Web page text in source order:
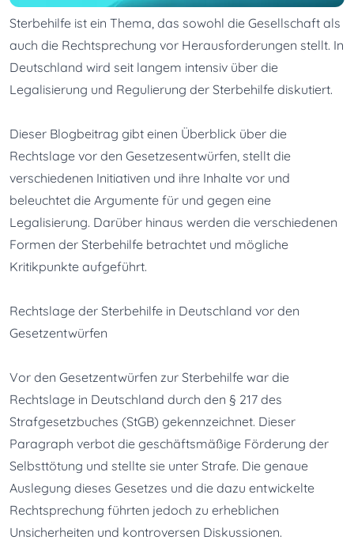
Sterbehilfe ist ein Thema, das sowohl die Gesellschaft als
auch die Rechtsprechung vor Herausforderungen stellt. In
Deutschland wird seit langem intensiv über die
Legalisierung und Regulierung der Sterbehilfe diskutiert.
Dieser Blogbeitrag gibt einen Überblick über die
Rechtslage vor den Gesetzesentwürfen, stellt die
verschiedenen Initiativen und ihre Inhalte vor und
beleuchtet die Argumente für und gegen eine
Legalisierung. Darüber hinaus werden die verschiedenen
Formen der Sterbehilfe betrachtet und mögliche
Kritikpunkte aufgeführt.
Rechtslage der Sterbehilfe in Deutschland vor den
Gesetzentwürfen
Vor den Gesetzentwürfen zur Sterbehilfe war die
Rechtslage in Deutschland durch den § 217 des
Strafgesetzbuches (StGB) gekennzeichnet. Dieser
Paragraph verbot die geschäftsmäßige Förderung der
Selbsttötung und stellte sie unter Strafe. Die genaue
Auslegung dieses Gesetzes und die dazu entwickelte
Rechtsprechung führten jedoch zu erheblichen
Unsicherheiten und kontroversen Diskussionen.